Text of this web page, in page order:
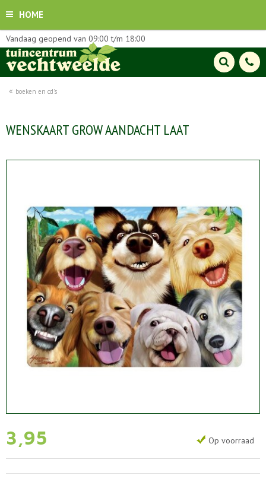
HOME
boeken en cd's
Vandaag geopend van 09:00 t/m 18:00
WENSKAART GROW AANDACHT LAAT
3,95 Op voorraad